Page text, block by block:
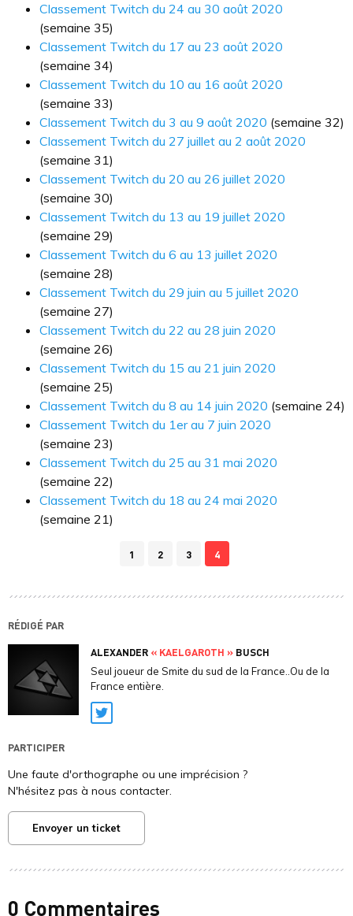
Classement Twitch du 24 au 30 août 2020
(semaine 35)
Classement Twitch du 17 au 23 août 2020
(semaine 34)
Classement Twitch du 10 au 16 août 2020
(semaine 33)
Classement Twitch du 3 au 9 août 2020 (semaine 32)
Classement Twitch du 27 juillet au 2 août 2020
(semaine 31)
Classement Twitch du 20 au 26 juillet 2020
(semaine 30)
Classement Twitch du 13 au 19 juillet 2020
(semaine 29)
Classement Twitch du 6 au 13 juillet 2020
(semaine 28)
Classement Twitch du 29 juin au 5 juillet 2020
(semaine 27)
Classement Twitch du 22 au 28 juin 2020
(semaine 26)
Classement Twitch du 15 au 21 juin 2020
(semaine 25)
Classement Twitch du 8 au 14 juin 2020 (semaine 24)
Classement Twitch du 1er au 7 juin 2020
(semaine 23)
Classement Twitch du 25 au 31 mai 2020
(semaine 22)
Classement Twitch du 18 au 24 mai 2020
(semaine 21)
1 2 3 4
RÉDIGÉ PAR
ALEXANDER « KAELGAROTH » BUSCH
Seul joueur de Smite du sud de la France..Ou de la
France entière.
Twitter
PARTICIPER
Une faute d'orthographe ou une imprécision ?
N'hésitez pas à nous contacter.
Envoyer un ticket
0 Commentaires